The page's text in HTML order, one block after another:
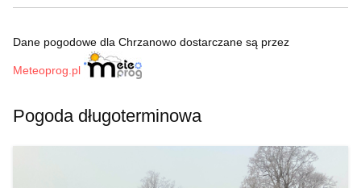
Dane pogodowe dla Chrzanowo dostarczane są przez
Meteoprog.pl
Pogoda długoterminowa